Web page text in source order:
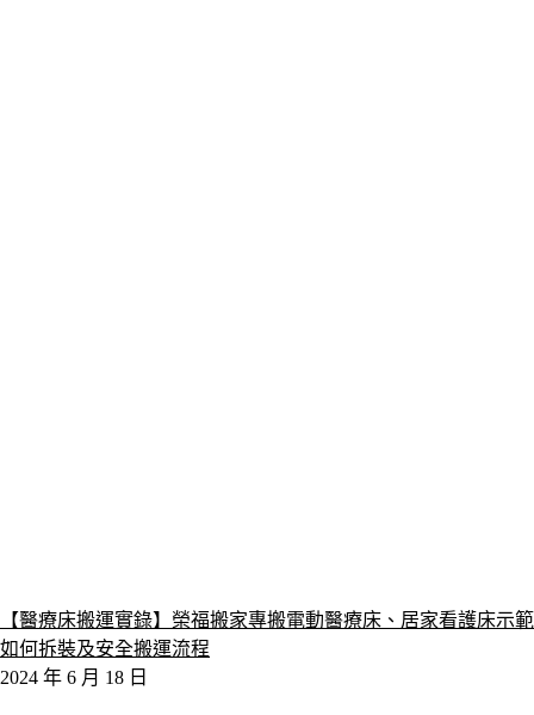
【醫療床搬運實錄】榮福搬家專搬電動醫療床、居家看護床示範
如何拆裝及安全搬運流程
2024 年 6 月 18 日